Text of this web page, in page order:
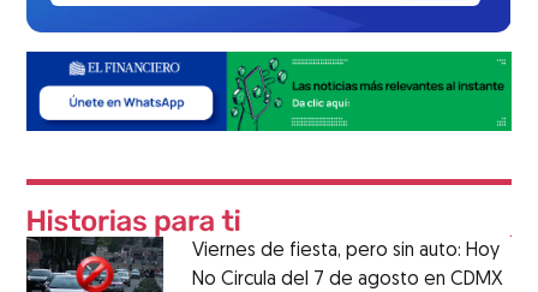
Viernes de fiesta, pero sin auto: Hoy
No Circula del 7 de agosto en CDMX